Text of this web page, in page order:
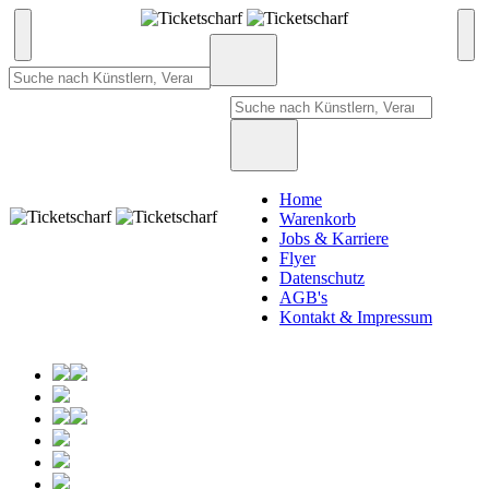
Home
Warenkorb
Jobs & Karriere
Flyer
Datenschutz
AGB's
Kontakt & Impressum